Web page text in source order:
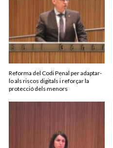
Reforma del Codi Penal per adaptar-
lo als riscos digitals i reforçar la
protecció dels menors